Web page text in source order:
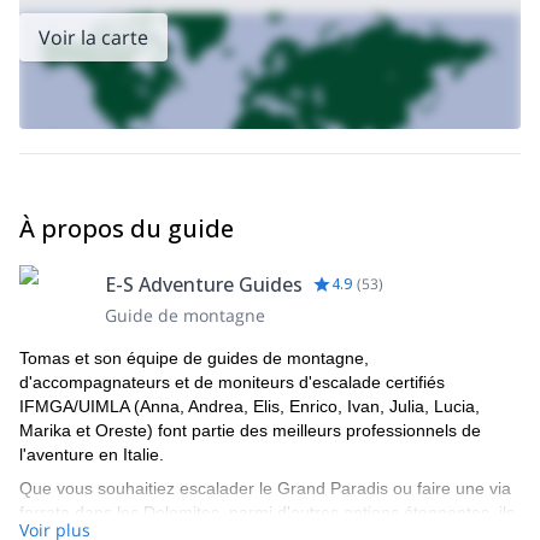
Voir la carte
À propos du guide
E-S Adventure Guides 4.9 (53)
Guide de montagne
Tomas et son équipe de guides de montagne,
d'accompagnateurs et de moniteurs d'escalade certifiés
IFMGA/UIMLA (Anna, Andrea, Elis, Enrico, Ivan, Julia, Lucia,
Marika et Oreste) font partie des meilleurs professionnels de
l'aventure en Italie.
Que vous souhaitiez escalader le Grand Paradis ou faire une via
ferrata dans les Dolomites, parmi d'autres options étonnantes, ils
Voir plus